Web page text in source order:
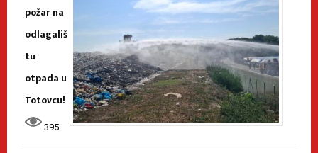
požar na
odlagališ
tu
otpada u
Totovcu!
395